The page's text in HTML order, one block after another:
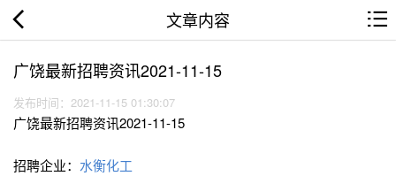
文章内容
广饶最新招聘资讯2021-11-15
发布时间：2021-11-15 01:30:07
广饶最新招聘资讯2021-11-15
招聘企业： 水衡化工